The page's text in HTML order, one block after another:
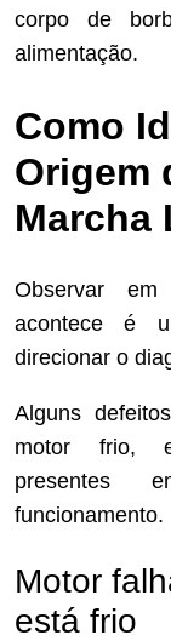
corpo de
alimentação.
Como
Origem
Marcha
Observar
acontece é
direcionar o
Alguns
motor frio,
presentes
funcionamento.
Motor
está frio